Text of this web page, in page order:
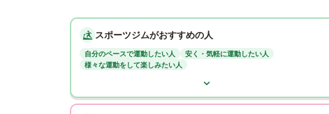
スポーツジムがおすすめの人
自分のペースで運動したい人
安く・気軽に運動したい人
様々な運動をして楽しみたい人